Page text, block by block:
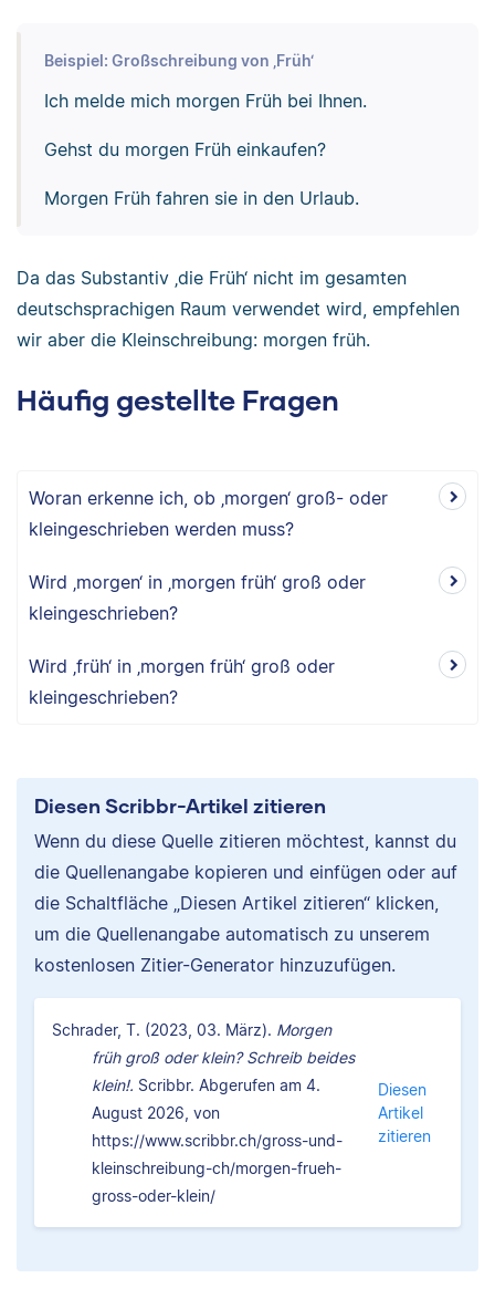
Beispiel: Großschreibung von ‚Früh‘
Ich melde mich morgen Früh bei Ihnen.
Gehst du morgen Früh einkaufen?
Morgen Früh fahren sie in den Urlaub.
Da das Substantiv ‚die Früh‘ nicht im gesamten
deutschsprachigen Raum verwendet wird, empfehlen
wir aber die Kleinschreibung: morgen früh.
Häufig gestellte Fragen
Woran erkenne ich, ob ‚morgen‘ groß- oder
kleingeschrieben werden muss?
Wird ‚morgen‘ in ‚morgen früh‘ groß oder
kleingeschrieben?
Wird ‚früh‘ in ‚morgen früh‘ groß oder
kleingeschrieben?
Diesen Scribbr-Artikel zitieren
Wenn du diese Quelle zitieren möchtest, kannst du
die Quellenangabe kopieren und einfügen oder auf
die Schaltfläche „Diesen Artikel zitieren“ klicken,
um die Quellenangabe automatisch zu unserem
kostenlosen Zitier-Generator hinzuzufügen.
Schrader, T. (2023, 03. März). Morgen
früh groß oder klein? Schreib beides
klein!. Scribbr. Abgerufen am 4.
August 2026, von
https://www.scribbr.ch/gross-und-
kleinschreibung-ch/morgen-frueh-
gross-oder-klein/
Diesen
Artikel
zitieren